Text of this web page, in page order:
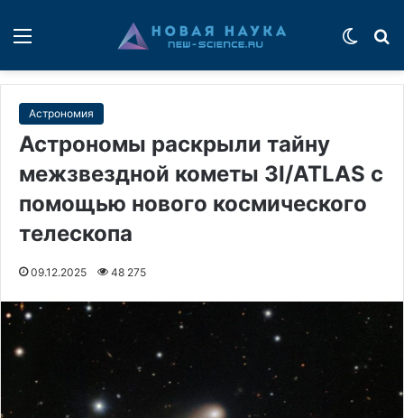
Астрономия
Астрономы раскрыли тайну
межзвездной кометы 3I/ATLAS с
помощью нового космического
телескопа
09.12.2025 48 275